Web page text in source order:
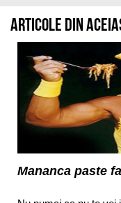
Articole din
Mananca paste